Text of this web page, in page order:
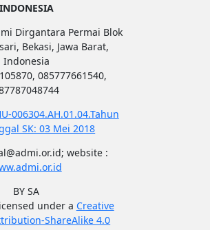
INDONESIA
Dirgantara Permai Blok
Bekasi, Jawa Barat,
Indonesia
085777661540,
006304.AH.01.04.Tahun
SK: 03 Mei 2018
website :
BY SA
under a Creative
ShareAlike 4.0